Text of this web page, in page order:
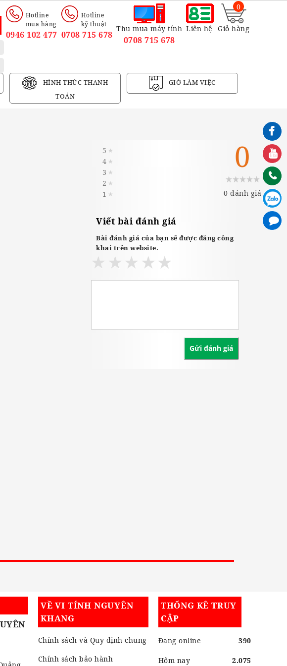
Hotline
mua hàng
0946 102 477
Hotline
kỹ thuật
0708 715 678
Thu mua máy tính
0708 715 678
Liên hệ Giỏ hàng
0
HÌNH THỨC THANH
TOÁN
GIỜ LÀM VIỆC
5 ★
4 ★
3 ★
2 ★
1 ★
0
0 đánh giá
Viết bài đánh giá
Bài đánh giá của bạn sẽ được đăng công
khai trên website.
VỀ VI TÍNH NGUYÊN
KHANG
Chính sách và Quy định chung
Chính sách bảo hành
THỐNG KÊ TRUY
CẬP
Đang online 390
Hôm nay 2.075